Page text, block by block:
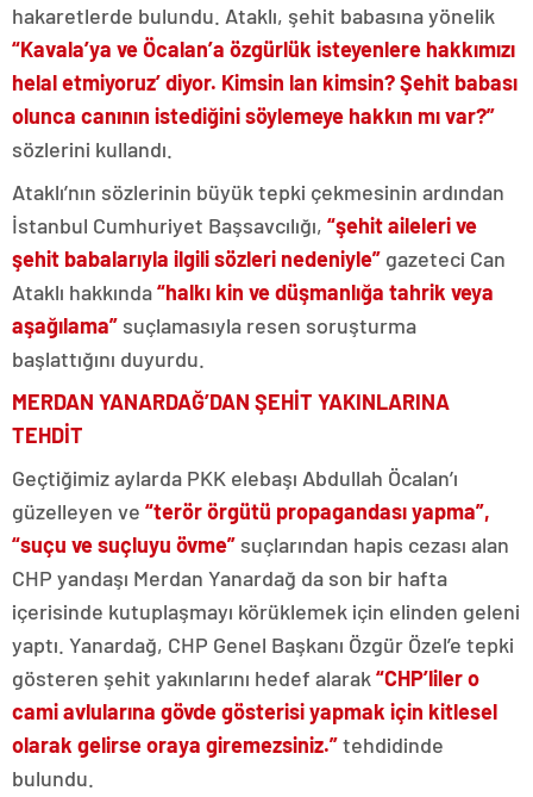
hakaretlerde bulundu. Ataklı, şehit babasına yönelik
“Kavala’ya ve Öcalan’a özgürlük isteyenlere hakkımızı
helal etmiyoruz’ diyor. Kimsin lan kimsin? Şehit babası
olunca canının istediğini söylemeye hakkın mı var?”
sözlerini kullandı.
Ataklı’nın sözlerinin büyük tepki çekmesinin ardından
İstanbul Cumhuriyet Başsavcılığı, “şehit aileleri ve
şehit babalarıyla ilgili sözleri nedeniyle” gazeteci Can
Ataklı hakkında“halkı kin ve düşmanlığa tahrik veya
aşağılama” suçlamasıyla resen soruşturma
başlattığını duyurdu.
MERDAN YANARDAĞ’DAN ŞEHİT YAKINLARINA
TEHDİT
Geçtiğimiz aylarda PKK elebaşı Abdullah Öcalan’ı
güzelleyen ve “terör örgütü propagandası yapma”,
“suçu ve suçluyu övme” suçlarından hapis cezası alan
CHP yandaşı Merdan Yanardağ da son bir hafta
içerisinde kutuplaşmayı körüklemek için elinden geleni
yaptı. Yanardağ, CHP Genel Başkanı Özgür Özel’e tepki
gösteren şehit yakınlarını hedef alarak “CHP’liler o
cami avlularına gövde gösterisi yapmak için kitlesel
olarak gelirse oraya giremezsiniz.”tehdidinde
bulundu.